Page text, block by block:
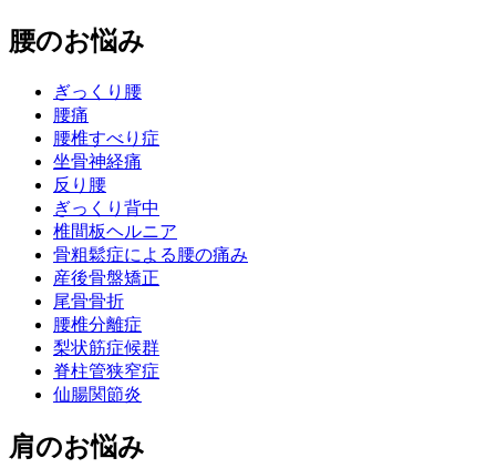
腰のお悩み
ぎっくり腰
腰痛
腰椎すべり症
坐骨神経痛
反り腰
ぎっくり背中
椎間板ヘルニア
骨粗鬆症による腰の痛み
産後骨盤矯正
尾骨骨折
腰椎分離症
梨状筋症候群
脊柱管狭窄症
仙腸関節炎
肩のお悩み